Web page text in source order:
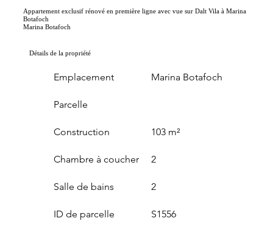
Appartement exclusif rénové en première ligne avec vue sur Dalt Vila à Marina
Botafoch
Marina Botafoch
Détails de la propriété
Emplacement
Parcelle
Construction
Marina Botafoch
103 m²
Chambre à coucher
Salle de bains
2
2
ID de parcelle S1556